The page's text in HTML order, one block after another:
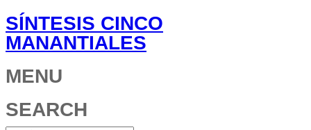
SÍNTESIS CINCO
MANANTIALES
MENU
SEARCH